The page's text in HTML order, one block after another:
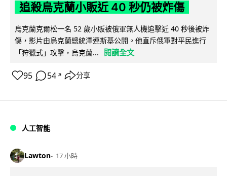
追殺烏克蘭小販近 40 秒仍被炸傷
烏克蘭克爾松一名 52 歲小販被俄軍無人機追擊近 40 秒後被炸
傷，影片由烏克蘭總統澤連斯基公開。他直斥俄軍對平民進行
「狩獵式」攻擊，烏克蘭...
閱讀全文
95 54 ↗ 分享
人工智能
Lawton 17 小時